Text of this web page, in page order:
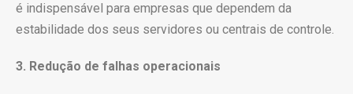
é indispensável para empresas que dependem da
estabilidade dos seus servidores ou centrais de controle.
3. Redução de falhas operacionais